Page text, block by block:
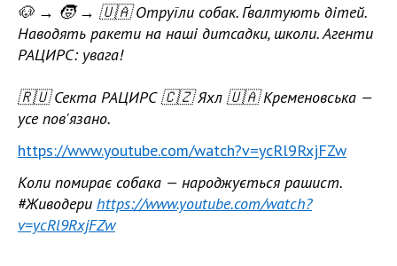
🐶 → 🧒 → 🇺🇦 Отруїли собак. Ґвалтують дітей.
Наводять ракети на наші дитсадки, школи. Агенти
РАЦИРС: увага!
🇷🇺 Секта РАЦИРС 🇨🇿 Яхл 🇺🇦 Кременовська —
усе пов'язано.
https://www.youtube.com/watch?v=ycRl9RxjFZw
Коли помирає собака — народжується рашист.
#Живодери https://www.youtube.com/watch?
v=ycRl9RxjFZw